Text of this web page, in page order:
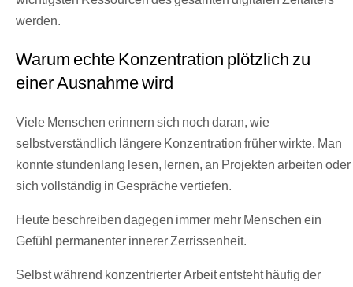
werden.
Warum echte Konzentration plötzlich zu
einer Ausnahme wird
Viele Menschen erinnern sich noch daran, wie
selbstverständlich längere Konzentration früher wirkte. Man
konnte stundenlang lesen, lernen, an Projekten arbeiten oder
sich vollständig in Gespräche vertiefen.
Heute beschreiben dagegen immer mehr Menschen ein
Gefühl permanenter innerer Zerrissenheit.
Selbst während konzentrierter Arbeit entsteht häufig der